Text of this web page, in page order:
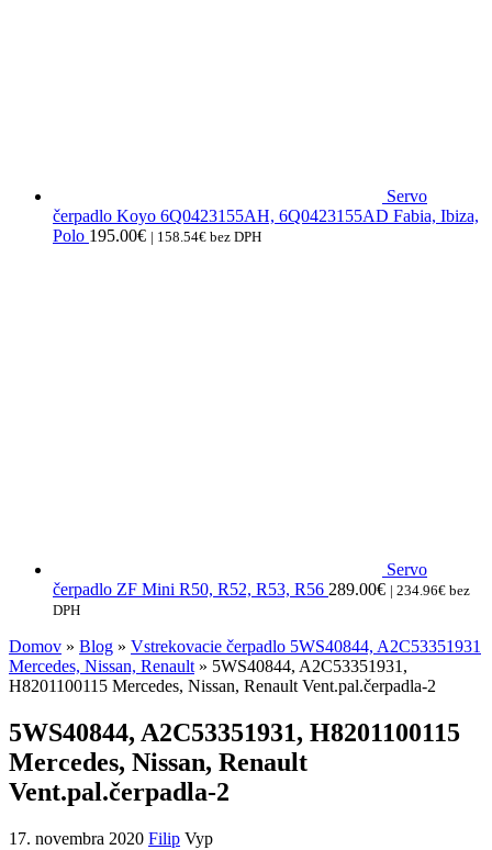
Servo
čerpadlo Koyo 6Q0423155AH, 6Q0423155AD Fabia, Ibiza,
Polo 195.00€ | 158.54€ bez DPH
Servo
čerpadlo ZF Mini R50, R52, R53, R56 289.00€ | 234.96€ bez
DPH
Domov » Blog » Vstrekovacie čerpadlo 5WS40844, A2C53351931
Mercedes, Nissan, Renault» 5WS40844, A2C53351931,
H8201100115 Mercedes, Nissan, Renault Vent.pal.čerpadla-2
5WS40844, A2C53351931, H8201100115
Mercedes, Nissan, Renault
Vent.pal.čerpadla-2
17. novembra 2020 Filip Vyp